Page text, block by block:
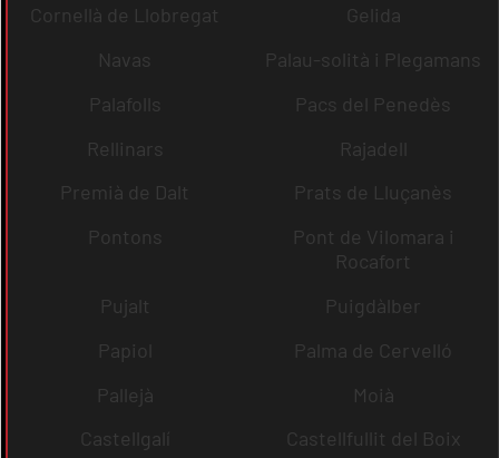
Cornellà de Llobregat
Gelida
Navas
Palau-solità i Plegamans
Palafolls
Pacs del Penedès
Rellinars
Rajadell
Premià de Dalt
Prats de Lluçanès
Pontons
Pont de Vilomara i
Rocafort
Pujalt
Puigdàlber
Papiol
Palma de Cervelló
Pallejà
Moià
Castellgalí
Castellfullit del Boix